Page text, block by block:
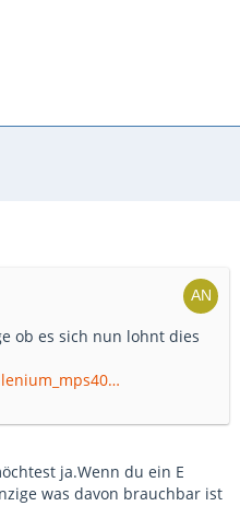
ob es sich nun lohnt dies
ja.Wenn du ein E
was davon brauchbar ist